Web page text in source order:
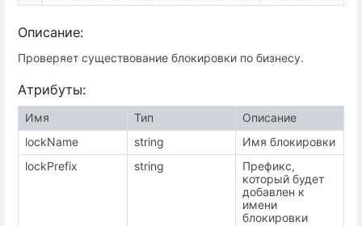
Описание:
Проверяет существование блокировки по бизнесу.
Атрибуты:
Имя Тип
Описание
lockName
string
Имя блокировки
lockPrefix
string
Префикс,
который будет
добавлен к
имени
блокировки